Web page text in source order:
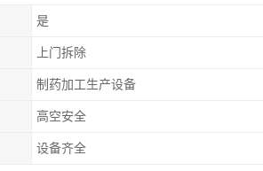
是
上门拆除
制药加工生产设备
高空安全
设备齐全